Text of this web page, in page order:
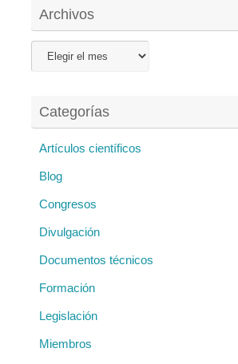
Archivos
Archivos
Categorías
Artículos científicos
Blog
Congresos
Divulgación
Documentos técnicos
Formación
Legislación
Miembros